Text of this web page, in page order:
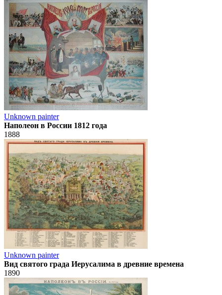
Unknown painter
Наполеон в России 1812 года
1888
Unknown painter
Вид святого града Иерусалима в древние времена
1890